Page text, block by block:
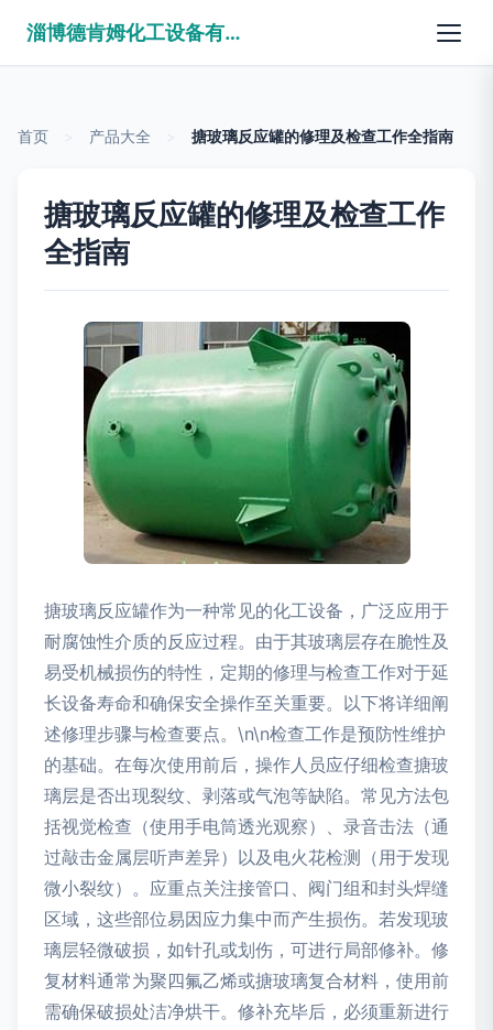
淄博德肯姆化工设备有限公司
首页 产品大全 搪玻璃反应罐的修理及检查工作全指南
搪玻璃反应罐的修理及检查工作
全指南
搪玻璃反应罐作为一种常见的化工设备，广泛应用于
耐腐蚀性介质的反应过程。由于其玻璃层存在脆性及
易受机械损伤的特性，定期的修理与检查工作对于延
长设备寿命和确保安全操作至关重要。以下将详细阐
述修理步骤与检查要点。\n\n检查工作是预防性维护
的基础。在每次使用前后，操作人员应仔细检查搪玻
璃层是否出现裂纹、剥落或气泡等缺陷。常见方法包
括视觉检查（使用手电筒透光观察）、录音击法（通
过敲击金属层听声差异）以及电火花检测（用于发现
微小裂纹）。应重点关注接管口、阀门组和封头焊缝
区域，这些部位易因应力集中而产生损伤。若发现玻
璃层轻微破损，如针孔或划伤，可进行局部修补。修
复材料通常为聚四氟乙烯或搪玻璃复合材料，使用前
需确保破损处洁净烘干。修补充毕后，必须重新进行